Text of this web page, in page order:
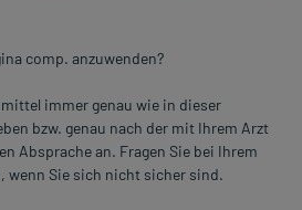
comp. anzuwenden?
immer genau wie in dieser
bzw. genau nach der mit Ihrem Arzt
Absprache an. Fragen Sie bei Ihrem
wenn Sie sich nicht sicher sind.